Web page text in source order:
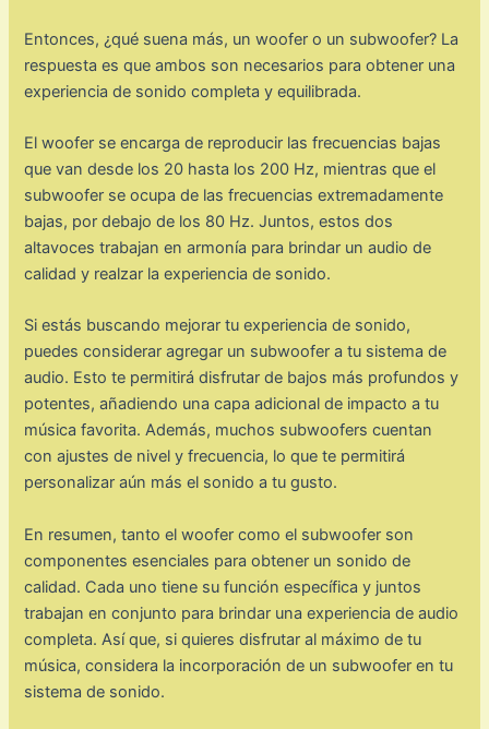
Entonces, ¿qué suena más, un woofer o un subwoofer? La
respuesta es que ambos son necesarios para obtener una
experiencia de sonido completa y equilibrada.
El woofer se encarga de reproducir las frecuencias bajas
que van desde los 20 hasta los 200 Hz, mientras que el
subwoofer se ocupa de las frecuencias extremadamente
bajas, por debajo de los 80 Hz. Juntos, estos dos
altavoces trabajan en armonía para brindar un audio de
calidad y realzar la experiencia de sonido.
Si estás buscando mejorar tu experiencia de sonido,
puedes considerar agregar un subwoofer a tu sistema de
audio. Esto te permitirá disfrutar de bajos más profundos y
potentes, añadiendo una capa adicional de impacto a tu
música favorita. Además, muchos subwoofers cuentan
con ajustes de nivel y frecuencia, lo que te permitirá
personalizar aún más el sonido a tu gusto.
En resumen, tanto el woofer como el subwoofer son
componentes esenciales para obtener un sonido de
calidad. Cada uno tiene su función específica y juntos
trabajan en conjunto para brindar una experiencia de audio
completa. Así que, si quieres disfrutar al máximo de tu
música, considera la incorporación de un subwoofer en tu
sistema de sonido.